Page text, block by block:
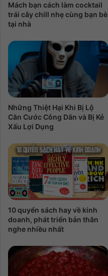
Mách bạn cách làm cocktail
trái cây chill nhẹ cùng bạn bè
tại nhà
Những Thiệt Hại Khi Bị Lộ
Căn Cước Công Dân và Bị Kẻ
Xấu Lợi Dụng
10 quyển sách hay về kinh
doanh, phát triển bản thân
nghe nhiều nhất